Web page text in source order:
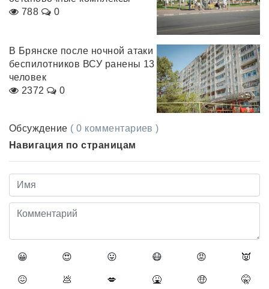
788
0
В Брянске после ночной атаки
беспилотников ВСУ ранены 13
человек
2372
0
Обсуждение ( 0 комментариев )
Навигация по страницам
😀 😍 😛 😷 😡 👿
😖 💩 💋 🤮 🤑 🤫